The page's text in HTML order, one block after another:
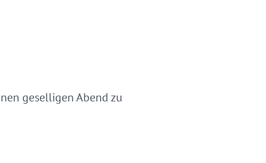
geselligen Abend zu